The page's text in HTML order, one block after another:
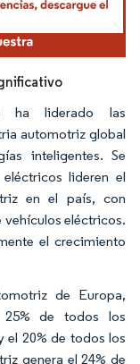
ha liderado las
automotriz global
inteligentes. Se
lideren el
en el país, con
vehículos eléctricos.
el crecimiento
de Europa,
25% de todos los
el 20% de todos los
genera el 24% de